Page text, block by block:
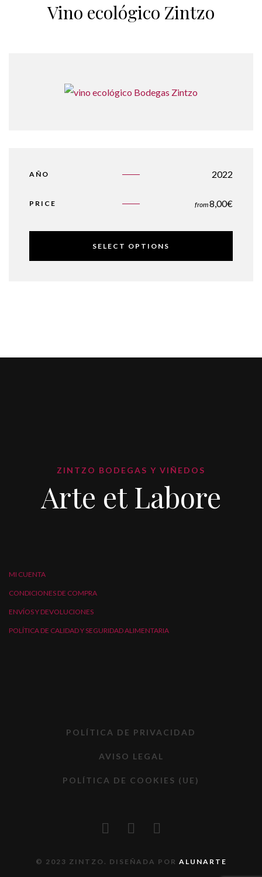
Vino ecológico Zintzo
AÑO 2022
PRICE from8,00€
SELECT OPTIONS
ZINTZO BODEGAS Y VIÑEDOS
Arte et Labore
MI CUENTA
CONDICIONES DE COMPRA
ENVÍOS Y DEVOLUCIONES
POLÍTICA DE CALIDAD Y SEGURIDAD ALIMENTARIA
POLÍTICA DE PRIVACIDAD
AVISO LEGAL
POLÍTICA DE COOKIES (UE)
© 2023 ZINTZO. DISEÑADA POR ALUNARTE